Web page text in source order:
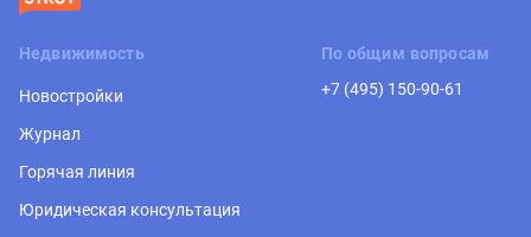
Недвижимость
Новостройки
Журнал
Горячая линия
Юридическая консультация
По общим вопросам
+7 (495) 150-90-61